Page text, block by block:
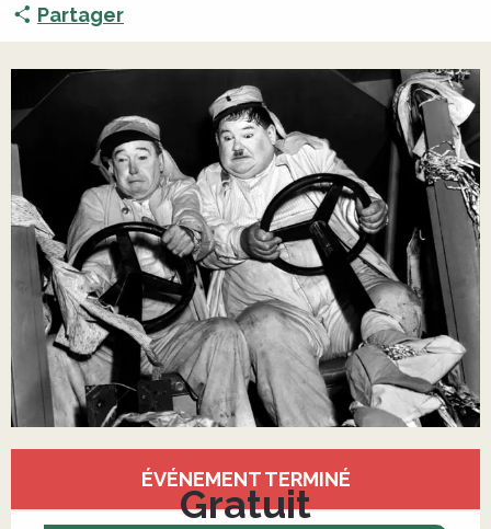
Partager
Ouverture et coordonnées
ÉVÉNEMENT TERMINÉ
Gratuit